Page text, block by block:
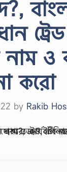
ট্রেড
ও
করো
by Rakib